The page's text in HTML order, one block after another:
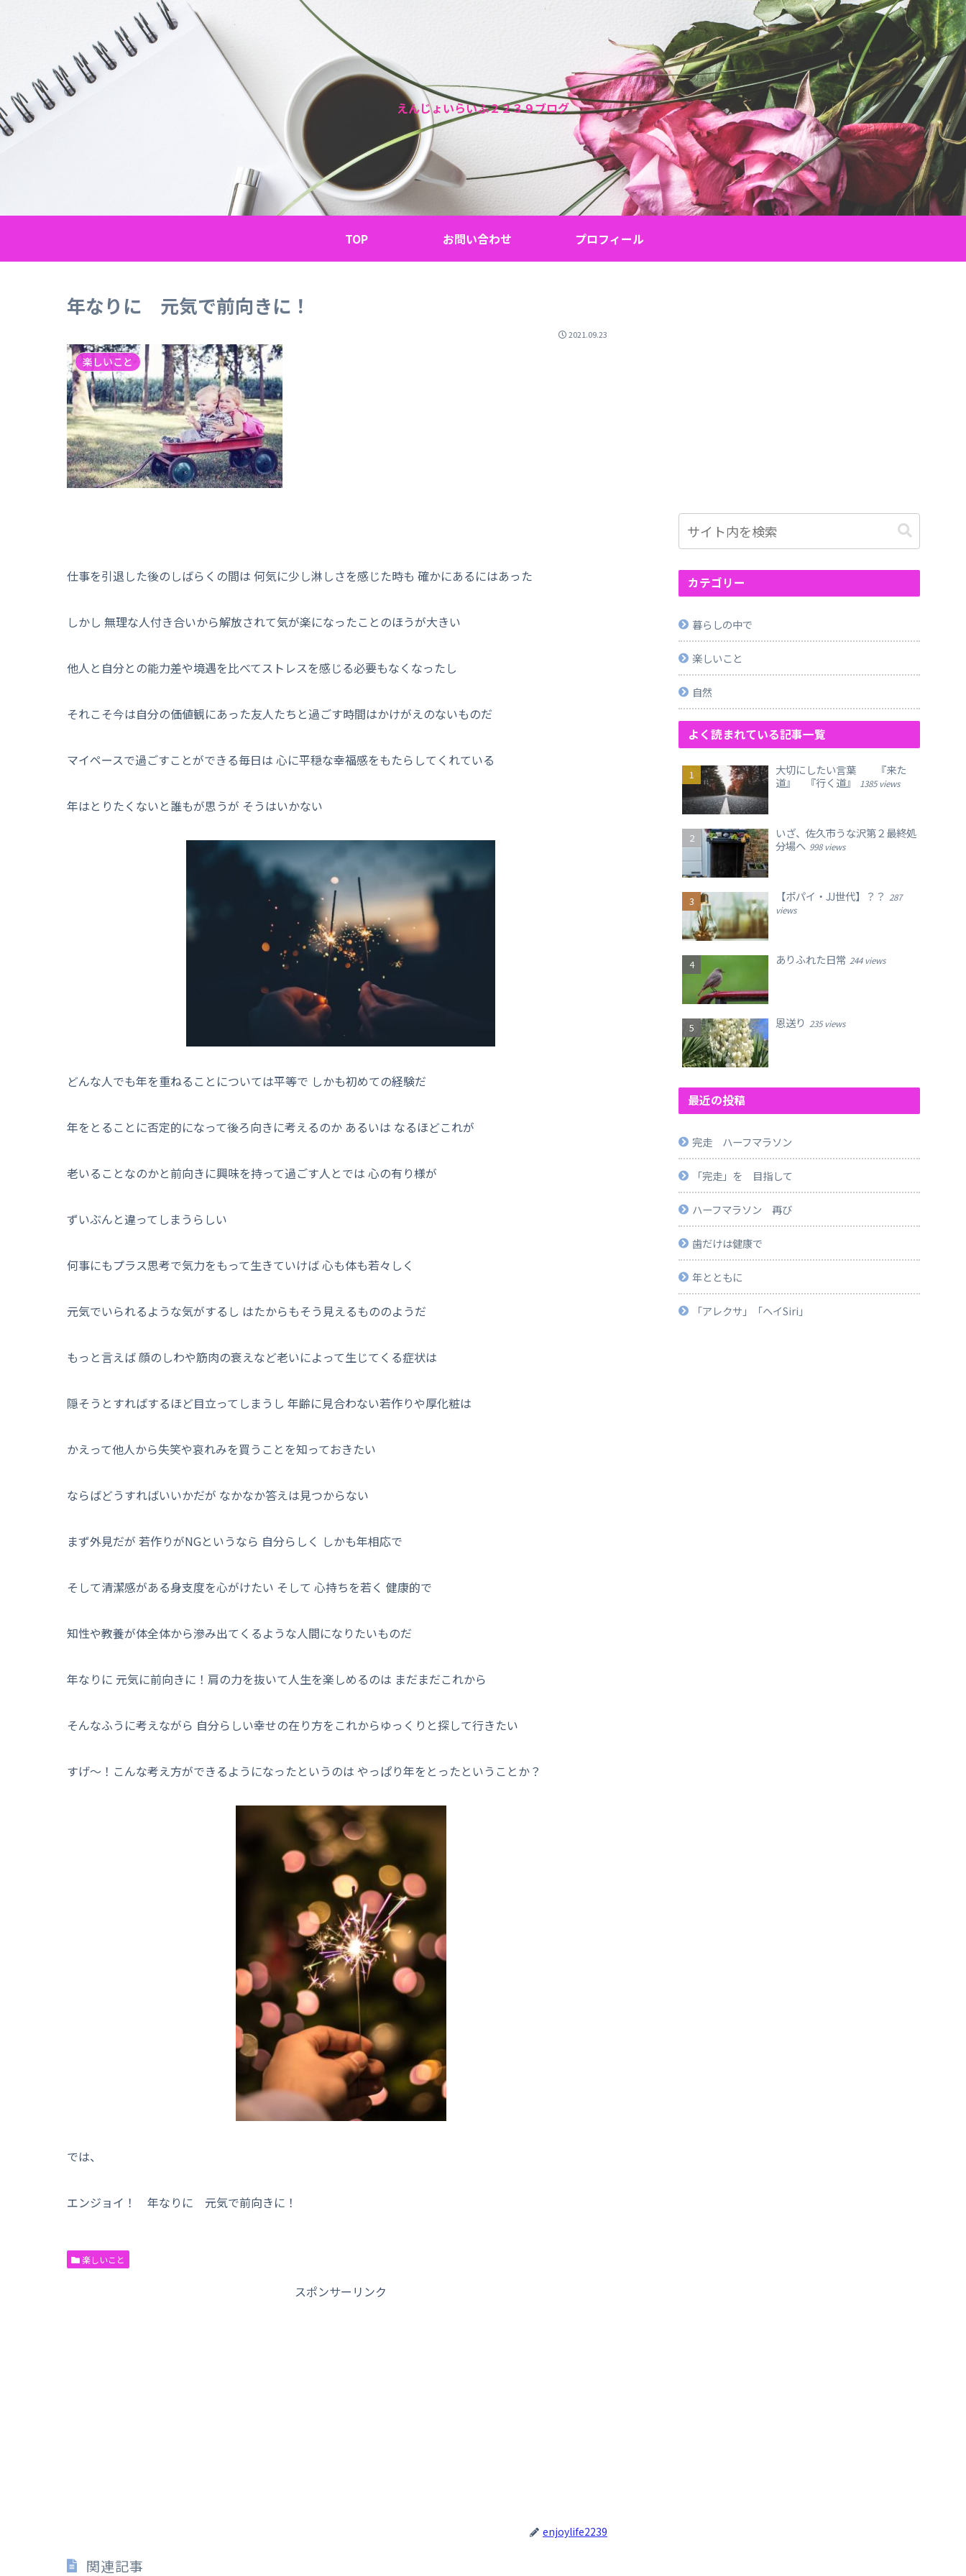
えんじょいらいふ２２３９ブログ
TOP お問い合わせ プロフィール
年なりに 元気で前向きに！
2021.09.23
楽しいこと
仕事を引退した後のしばらくの間は 何気に少し淋しさを感じた時も 確かにあるにはあった
しかし 無理な人付き合いから解放されて気が楽になったことのほうが大きい
他人と自分との能力差や境遇を比べてストレスを感じる必要もなくなったし
それこそ今は自分の価値観にあった友人たちと過ごす時間はかけがえのないものだ
マイペースで過ごすことができる毎日は 心に平穏な幸福感をもたらしてくれている
年はとりたくないと誰もが思うが そうはいかない
どんな人でも年を重ねることについては平等で しかも初めての経験だ
年をとることに否定的になって後ろ向きに考えるのか あるいは なるほどこれが
老いることなのかと前向きに興味を持って過ごす人とでは 心の有り様が
ずいぶんと違ってしまうらしい
何事にもプラス思考で気力をもって生きていけば 心も体も若々しく
元気でいられるような気がするし はたからもそう見えるもののようだ
もっと言えば 顔のしわや筋肉の衰えなど老いによって生じてくる症状は
隠そうとすればするほど目立ってしまうし 年齢に見合わない若作りや厚化粧は
かえって他人から失笑や哀れみを買うことを知っておきたい
ならばどうすればいいかだが なかなか答えは見つからない
まず外見だが 若作りがNGというなら 自分らしく しかも年相応で
そして清潔感がある身支度を心がけたい そして 心持ちを若く 健康的で
知性や教養が体全体から滲み出てくるような人間になりたいものだ
年なりに 元気に前向きに！肩の力を抜いて人生を楽しめるのは まだまだこれから
そんなふうに考えながら 自分らしい幸せの在り方をこれからゆっくりと探して行きたい
すげ～！こんな考え方ができるようになったというのは やっぱり年をとったということか？
では、
エンジョイ！ 年なりに 元気で前向きに！
楽しいこと
スポンサーリンク
enjoylife2239
関連記事
カテゴリー
暮らしの中で
楽しいこと
自然
よく読まれている記事一覧
大切にしたい言葉 『来た
道』 『行く道』
1385 views
いざ、佐久市うな沢第２最終処
分場へ 998 views
【ポパイ・JJ世代】？？ 287
views
ありふれた日常 244 views
恩送り 235 views
最近の投稿
完走 ハーフマラソン
「完走」を 目指して
ハーフマラソン 再び
歯だけは健康で
年とともに
「アレクサ」「ヘイSiri」